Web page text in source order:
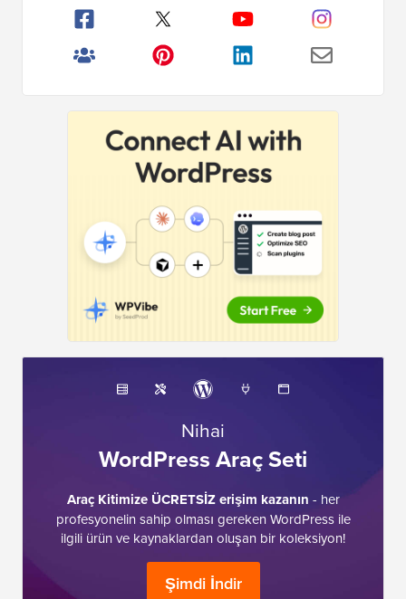
Nihai
WordPress Araç Seti
Araç Kitimize ÜCRETSİZ erişim kazanın - her
profesyonelin sahip olması gereken WordPress ile
ilgili ürün ve kaynaklardan oluşan bir koleksiyon!
Şimdi İndir